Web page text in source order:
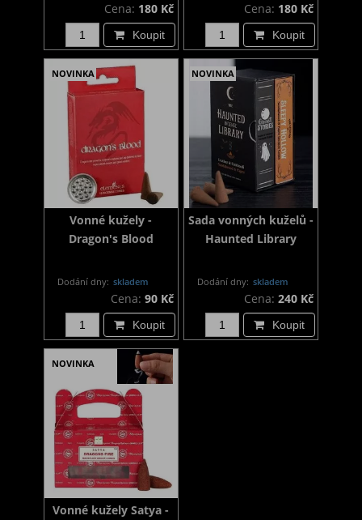
Cena: 180 Kč
Koupit
Cena: 180 Kč
Koupit
NOVINKA
Vonné kužely -
Dragon's Blood
Dodání dny: skladem
Cena: 90 Kč
Koupit
NOVINKA
Sada vonných kuželů -
Haunted Library
Dodání dny: skladem
Cena: 240 Kč
Koupit
NOVINKA
Vonné kužely Satya -